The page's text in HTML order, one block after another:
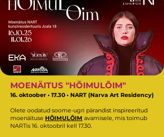
MOENÄITUS "HÕIMULÕIM"
16. oktoober • 17.30 • NART (Narva Art Residency)
Olete oodatud soome-ugri pärandist inspireeritud
moenäituse HÕIMULÕIM avamisele, mis toimub
NARTis 16. oktoobril kell 17.30.